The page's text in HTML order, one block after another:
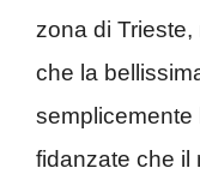
zona di
che la
semplicemente
fidanzate che il